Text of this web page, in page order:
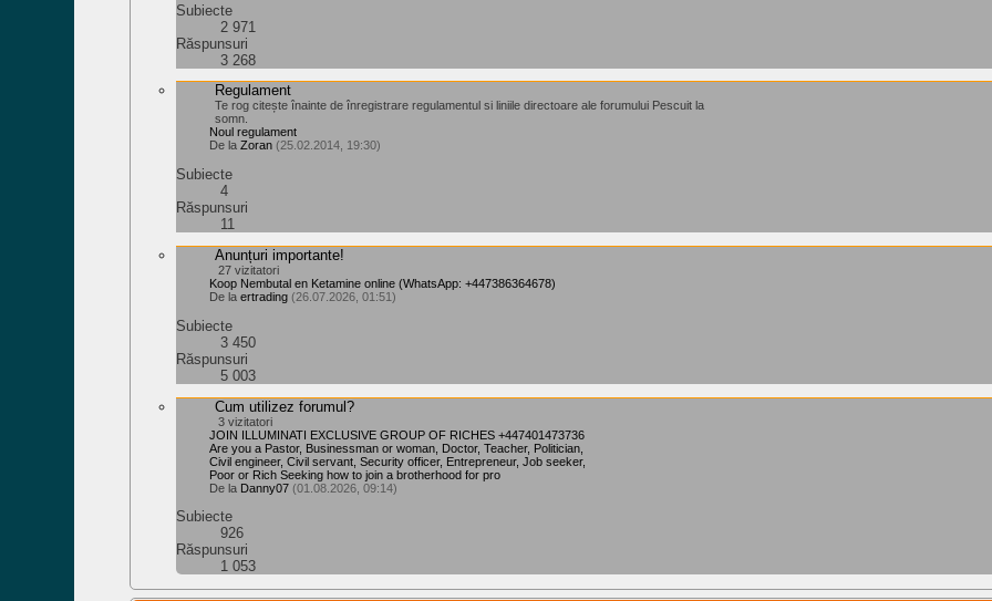
Subiecte
2 971
Răspunsuri
3 268
Regulament
Te rog citește înainte de înregistrare regulamentul si liniile directoare ale forumului Pescuit la
somn.
Noul regulament
De laZoran (25.02.2014, 19:30)
Subiecte
4
Răspunsuri
11
Anunțuri importante!
27 vizitatori
Koop Nembutal en Ketamine online (WhatsApp: +447386364678)
De laertrading (26.07.2026, 01:51)
Subiecte
3 450
Răspunsuri
5 003
Cum utilizez forumul?
3 vizitatori
JOIN ILLUMINATI EXCLUSIVE GROUP OF RICHES +447401473736
Are you a Pastor, Businessman or woman, Doctor, Teacher, Politician,
Civil engineer, Civil servant, Security officer, Entrepreneur, Job seeker,
Poor or Rich Seeking how to join a brotherhood for pro
De la Danny07 (01.08.2026, 09:14)
Subiecte
926
Răspunsuri
1 053